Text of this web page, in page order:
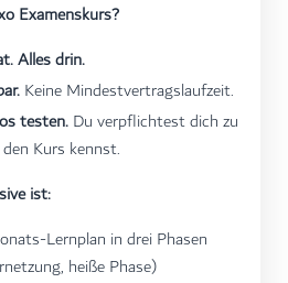
Examenskurs?
Alles drin.
Keine Mindestvertragslaufzeit.
testen. Du verpflichtest dich zu
Kurs kennst.
ist:
Lernplan in drei Phasen
heiße Phase)